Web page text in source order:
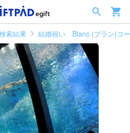
索結果 結婚祝い Blanc (ブラン)コ